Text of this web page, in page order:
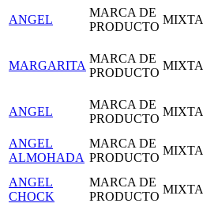
ANGEL
MARCA DE
PRODUCTO
MIXTA
MARGARITA
MARCA DE
PRODUCTO
MIXTA
ANGEL
MARCA DE
PRODUCTO
MIXTA
ANGEL
ALMOHADA
MARCA DE
PRODUCTO
MIXTA
ANGEL
CHOCK
MARCA DE
PRODUCTO
MIXTA